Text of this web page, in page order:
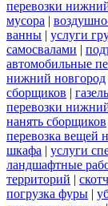
перевозки
мусора |
ванны | услуги
самосвалами |
автомобильные
нижний новгород
сборщиков |
перевозки
нанять сборщиков
перевозка вещей
шкафа | услуги
ландшафтные
территорий | скотч
погрузка фуры |